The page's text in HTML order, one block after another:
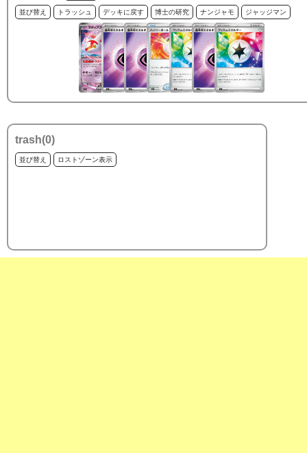
並び替え トラッシュ デッキに戻す 博士の研究 ナンジャモ ジャッジマン
trash(0)
並び替え ロストゾーン表示